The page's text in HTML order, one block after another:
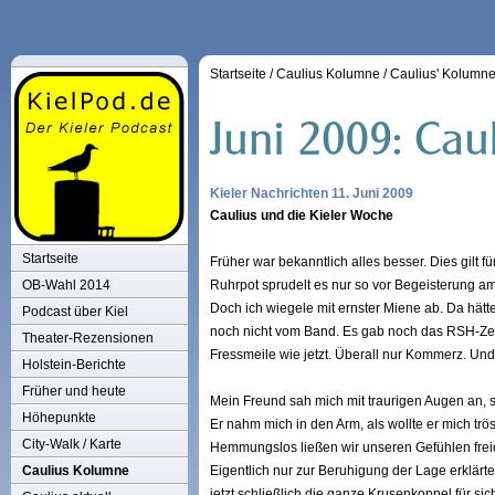
Startseite
OB-Wahl 2014
Podcast über Kiel
Theater-Rezensionen
Holstein-Berichte
Früher und heute
Höhepunkte
City-Walk / Karte
Caulius Kolumne
Startseite /Caulius Kolumne /Caulius'
Kieler Nachrichten 11. Juni 2009
Caulius und die Kieler Woche
Früher war bekanntlich alles besser. Dies gilt
Ruhrpot sprudelt es nur so vor Begeisterung
Doch ich wiegele mit ernster Miene ab. Da
noch nicht vom Band. Es gab noch das RSH-
Fressmeile wie jetzt. Überall nur Kommerz.
Mein Freund sah mich mit traurigen Augen
Er nahm mich in den Arm, als wollte er mich
Hemmungslos ließen wir unseren Gefühlen
Eigentlich nur zur Beruhigung der Lage